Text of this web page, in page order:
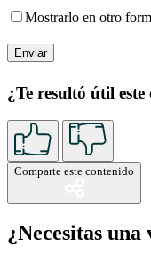
Mostrarlo en otro
¿Te resultó útil
Comparte este contenido
¿Necesitas